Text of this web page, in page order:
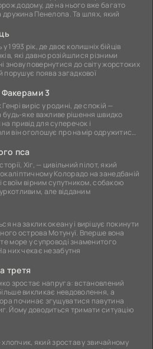
додому, де на нього вже багато
дружина Пенелопа. Та шлях, який
1993 рік, де двоє колишніх бійців
які давно розійшлися різними
знову повернутися до світу жорстоких
порушує поява загадкової
3
виріс у родині, де спокій —
будь-яке важливе рішення швидко
привід для суперечок і
він оголошує про намір одружитися,
пса
Хіг, — цивільний пілот, який
Колорадо на занедбаній
своїм вірним супутником, собакою
але відданим
на заклик океану і вирішує покинути
острова Мотунуї. Вперше вона
море у супроводі знаменитого
них чекає незабутня
третя
зростає напруга: встановлений
викликає невдоволення, а
починає згущуватися павутина
Йому доводиться тримати ситуацію
хлопчик, який зростав у звичайному